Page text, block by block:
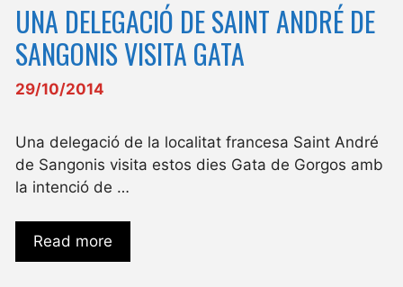
UNA DELEGACIÓ DE SAINT ANDRÉ DE
SANGONIS VISITA GATA
29/10/2014
Una delegació de la localitat francesa Saint André
de Sangonis visita estos dies Gata de Gorgos amb
la intenció de …
Read more